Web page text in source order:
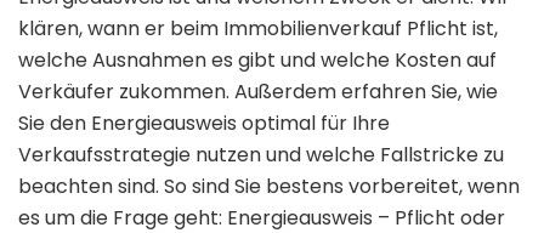
klären, wann er beim Immobilienverkauf Pflicht ist,
welche Ausnahmen es gibt und welche Kosten auf
Verkäufer zukommen. Außerdem erfahren Sie, wie
Sie den Energieausweis optimal für Ihre
Verkaufsstrategie nutzen und welche Fallstricke zu
beachten sind. So sind Sie bestens vorbereitet, wenn
es um die Frage geht: Energieausweis – Pflicht oder